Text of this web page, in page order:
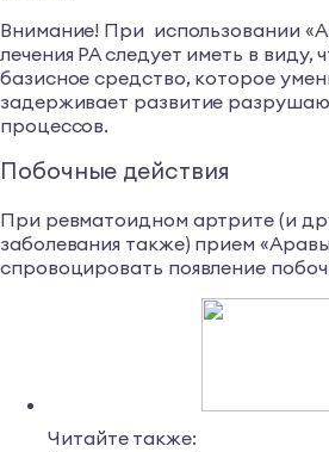
Внимание! При использовании
лечения РА следует иметь в виду,
базисное средство, которое
задерживает развитие
процессов.
Побочные действия
При ревматоидном артрите (и
заболевания также) прием
спровоцировать появление
Читайте также: